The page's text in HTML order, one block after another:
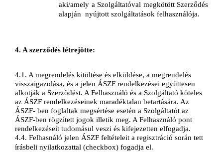
aki/amely a Szolgáltatóval megkötött Szerződés
alapján nyújtott szolgáltatások felhasználója.
4. A szerződés létrejötte:
4.1. A megrendelés kitöltése és elküldése, a megrendelés
visszaigazolása, és a jelen ÁSZF rendelkezései együttesen
alkotják a Szerződést. A Felhasználó és a Szolgáltató köteles
az ÁSZF rendelkezéseinek maradéktalan betartására. Az
ÁSZF- ben foglaltak megsértése esetén a Szolgáltatót az
ÁSZF-ben rögzített jogok illetik meg. A Felhasználó pont
rendelkezéseit tudomásul veszi és kifejezetten elfogadja.
4.4. Felhasnáló jelen ÁSZF feltételeit a regisztráció során tett
írásbeli nyilatkozattal (checkbox) fogadja el.